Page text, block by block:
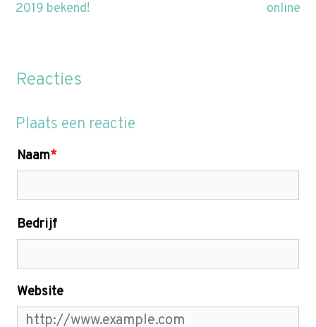
2019 bekend!
online
Reacties
Plaats een reactie
Naam*
Bedrijf
Website